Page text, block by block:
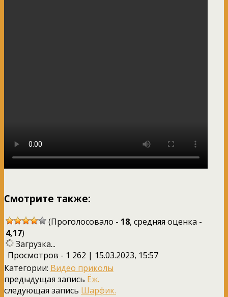
Смотрите также:
(Проголосовало - 18, средняя оценка -
4,17)
Загрузка...
Просмотров - 1 262 | 15.03.2023, 15:57
Категории: Видео приколы
предыдущая запись Ёж.
следующая запись Шарфик.